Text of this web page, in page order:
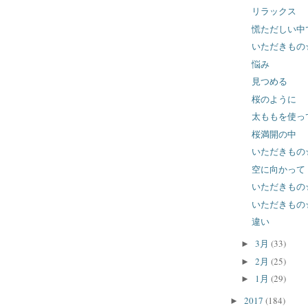
リラックス
慌ただしい中
いただきも
悩み
見つめる
桜のように
太ももを使っ
桜満開の中
いただきも
空に向かって
いただきも
いただきも
違い
► 3月 (33)
► 2月 (25)
► 1月 (29)
► 2017 (184)